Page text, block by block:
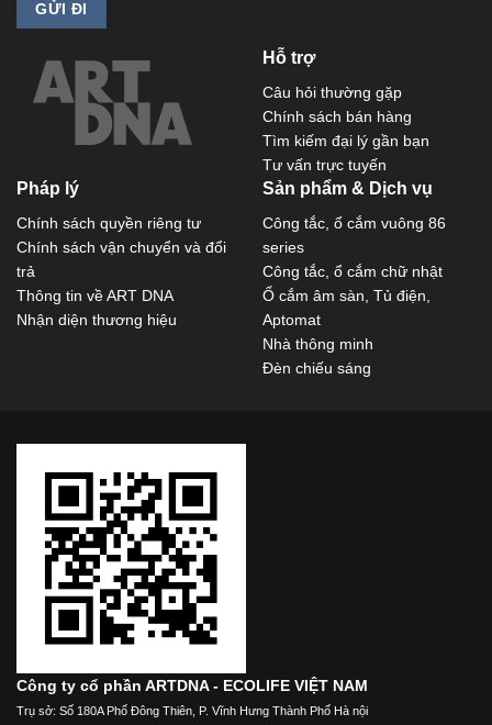
Hỗ trợ
Câu hỏi thường gặp
Chính sách bán hàng
Tìm kiếm đại lý gần bạn
Tư vấn trực tuyến
Pháp lý
Chính sách quyền riêng tư
Chính sách vận chuyển và đổi
trả
Thông tin về ART DNA
Nhận diện thương hiệu
Sản phẩm & Dịch vụ
Công tắc, ổ cắm vuông 86
series
Công tắc, ổ cắm chữ nhật
Ổ cắm âm sàn, Tủ điện,
Aptomat
Nhà thông minh
Đèn chiếu sáng
Công ty cổ phần ARTDNA - ECOLIFE VIỆT NAM
Trụ sở: Số 180A Phố Đông Thiên, P. Vĩnh Hưng Thành Phố Hà nội